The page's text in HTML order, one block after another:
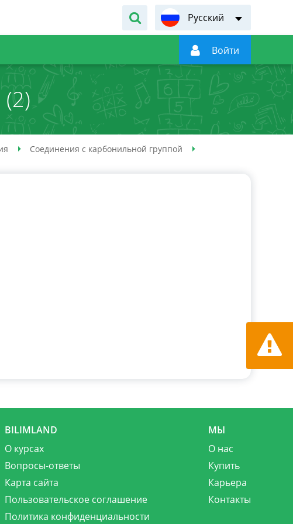
Русский
 Войти
Соединения с карбонильной группой
BILIMLAND
О курсах
Вопросы-ответы
Карта сайта
Пользовательское соглашение
Политика конфиденциальности
МЫ
О нас
Купить
Карьера
Контакты